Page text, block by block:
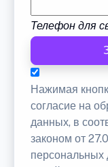
Телефон для
Нажимая
согласие на
данных, в
законом от
персональных